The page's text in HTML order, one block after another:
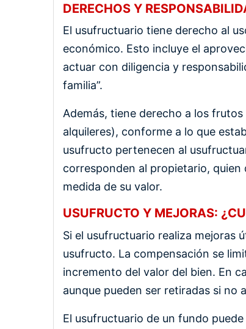
DERECHOS Y
El usufructuario tiene derecho al
económico. Esto incluye el
actuar con diligencia y
familia”.
Además, tiene derecho a los
alquileres), conforme a lo que
usufructo pertenecen al
corresponden al propietario,
medida de su valor.
USUFRUCTO Y MEJORAS:
Si el usufructuario realiza mejoras
usufructo. La compensación se
incremento del valor del bien. En
aunque pueden ser retiradas si no
El usufructuario de un fundo